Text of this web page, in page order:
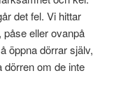
det fel. Vi hittar
eller ovanpå
öppna dörrar själv,
om de inte